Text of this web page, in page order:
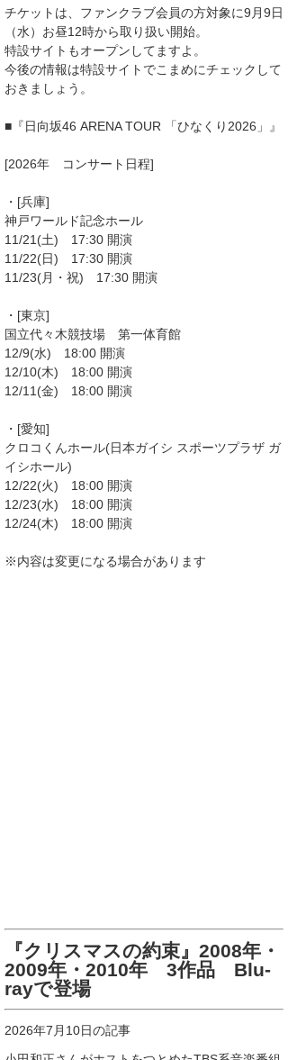
チケットは、ファンクラブ会員の方対象に9月9日
（水）お昼12時から取り扱い開始。
特設サイトもオープンしてますよ。
今後の情報は特設サイトでこまめにチェックして
おきましょう。
■『日向坂46 ARENA TOUR 「ひなくり2026」』
[2026年 コンサート日程]
・[兵庫]
神戸ワールド記念ホール
11/21(土) 17:30 開演
11/22(日) 17:30 開演
11/23(月・祝) 17:30 開演
・[東京]
国立代々木競技場 第一体育館
12/9(水) 18:00 開演
12/10(木) 18:00 開演
12/11(金) 18:00 開演
・[愛知]
クロコくんホール(日本ガイシ スポーツプラザ ガ
イシホール)
12/22(火) 18:00 開演
12/23(水) 18:00 開演
12/24(木) 18:00 開演
※内容は変更になる場合があります
『クリスマスの約束』2008年・
2009年・2010年 3作品 Blu-
rayで登場
2026年7月10日の記事